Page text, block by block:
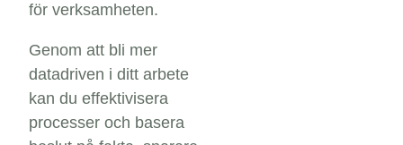
för verksamheten.
Genom att bli mer
datadriven i ditt arbete
kan du effektivisera
processer och basera